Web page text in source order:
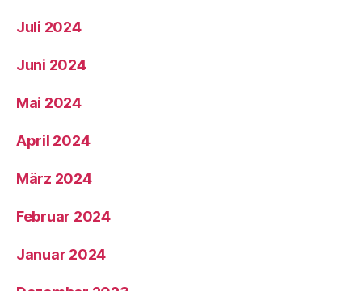
Juli 2024
Juni 2024
Mai 2024
April 2024
März 2024
Februar 2024
Januar 2024